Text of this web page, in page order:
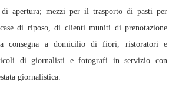
apertura; mezzi per il trasporto di pasti per
case di riposo, di clienti muniti di prenotazione
consegna a domicilio di fiori, ristoratori e
di giornalisti e fotografi in servizio con
giornalistica.